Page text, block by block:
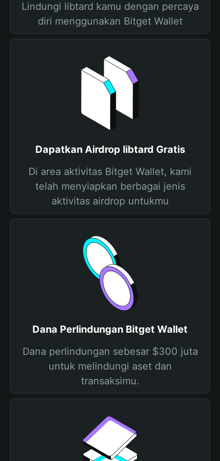
Lindungi libtard kamu dengan percaya
diri menggunakan Bitget Wallet
Dapatkan Airdrop libtard Gratis
Di area aktivitas Bitget Wallet, kami
telah menyiapkan berbagai jenis
aktivitas airdrop untukmu
Dana Perlindungan Bitget Wallet
Dana perlindungan sebesar $300 juta
untuk melindungi aset dan
transaksimu.